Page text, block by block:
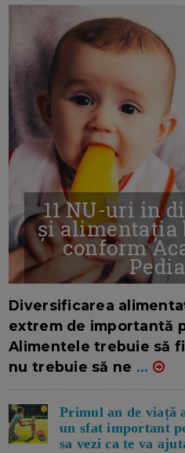
11 NU-uri in
și alimentația
conform
Diversificarea
extrem de importantă
Alimentele trebuie să
nu trebuie să ne ...
Primul an de viață
un sfat important
sa vezi ca te va